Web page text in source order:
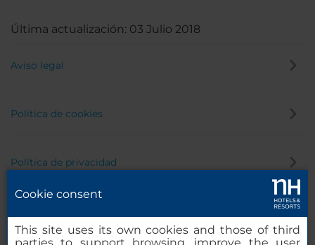
Última actualización: 03 Julio 2018
Aviso legal
Política de cookies
Política de privacidad
Cookie consent
This site uses its own cookies and those of third